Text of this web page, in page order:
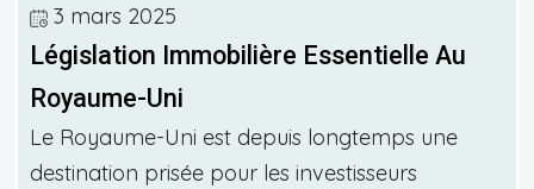
3 mars 2025
Législation Immobilière Essentielle Au
Royaume-Uni
Le Royaume-Uni est depuis longtemps une
destination prisée pour les investisseurs